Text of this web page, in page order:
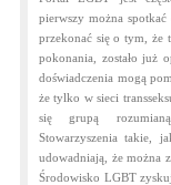
pierwszy można
przekonać się o tym, że
pokonania, zostało już
doświadczenia mogą
że tylko w sieci
się grupą
Stowarzyszenia takie,
udowadniają, że można
Środowisko LGBT